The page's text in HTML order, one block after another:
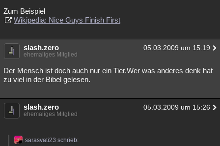
Zum Beispiel
Wikipedia: Nice Guys Finish First
slash.zero 05.03.2009 um 15:19
ehemaliges Mitglied
Der Mensch ist doch auch nur ein Tier.Wer was anderes denk hat
zu viel in der Bibel gelesen.
slash.zero 05.03.2009 um 15:26
ehemaliges Mitglied
sarasvati23 schrieb: